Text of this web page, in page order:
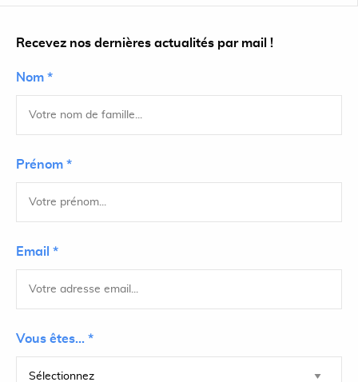
Recevez nos dernières actualités par mail !
Nom *
Prénom *
Email *
Vous êtes... *